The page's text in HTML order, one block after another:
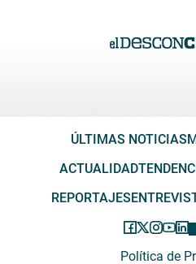
ÚLTIMAS NOTICIAS
ACTUALIDAD
REPORTAJES
Política de